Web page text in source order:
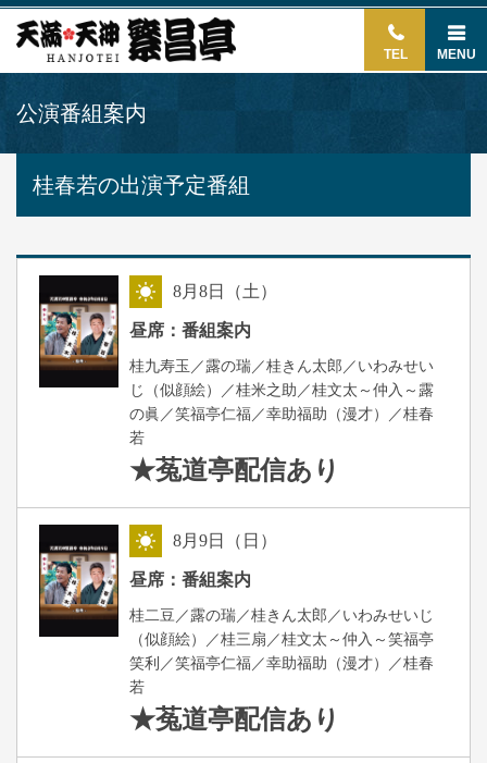
TEL MENU
公演番組案内
桂春若の出演予定番組
8月8日（土）
昼席：番組案内
桂九寿玉／露の瑞／桂きん太郎／いわみせい
じ（似顔絵）／桂米之助／桂文太～仲入～露
の眞／笑福亭仁福／幸助福助（漫才）／桂春
若
★菟道亭配信あり
8月9日（日）
昼席：番組案内
桂二豆／露の瑞／桂きん太郎／いわみせいじ
（似顔絵）／桂三扇／桂文太～仲入～笑福亭
笑利／笑福亭仁福／幸助福助（漫才）／桂春
若
★菟道亭配信あり